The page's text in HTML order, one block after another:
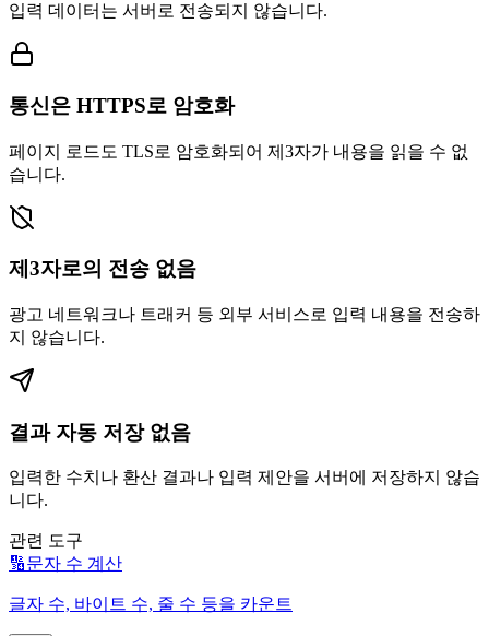
입력 데이터는 서버로 전송되지 않습니다.
통신은 HTTPS로 암호화
페이지 로드도 TLS로 암호화되어 제3자가 내용을 읽을 수 없
습니다.
제3자로의 전송 없음
광고 네트워크나 트래커 등 외부 서비스로 입력 내용을 전송하
지 않습니다.
결과 자동 저장 없음
입력한 수치나 환산 결과나 입력 제안을 서버에 저장하지 않습
니다.
관련 도구
🔢문자 수 계산
글자 수, 바이트 수, 줄 수 등을 카운트